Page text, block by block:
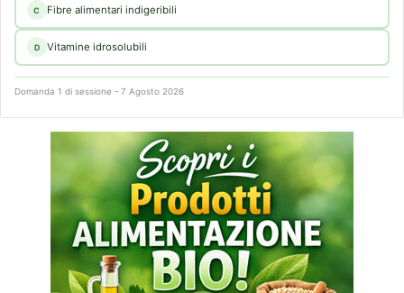
C Fibre alimentari indigeribili
D Vitamine idrosolubili
Domanda 1 di sessione - 7 Agosto 2026